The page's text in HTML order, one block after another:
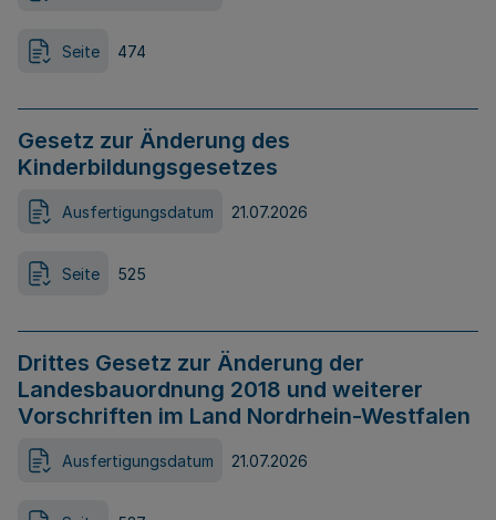
Seite 474
Gesetz zur Änderung des
Kinderbildungsgesetzes
Ausfertigungsdatum 21.07.2026
Seite 525
Drittes Gesetz zur Änderung der
Landesbauordnung 2018 und weiterer
Vorschriften im Land Nordrhein-Westfalen
Ausfertigungsdatum 21.07.2026